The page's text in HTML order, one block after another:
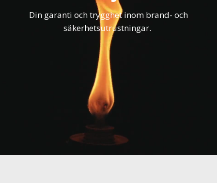
Din garanti och trygghet inom brand- och
säkerhetsutrustningar.